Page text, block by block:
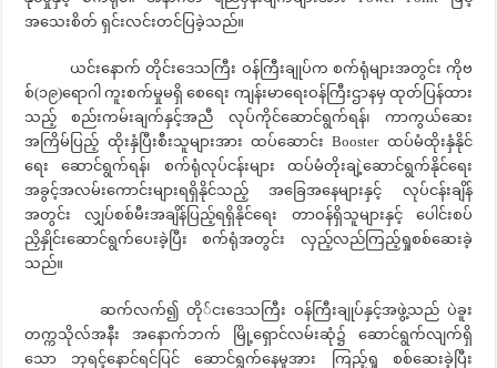
အသေးစိတ် ရှင်းလင်းတင်ပြခဲ့သည်။
ယင်းနောက် တိုင်းဒေသကြီး ဝန်ကြီးချုပ်က စက်ရုံများအတွင်း ကိုဗ
စ်(၁၉)ရောဂါ ကူးစက်မှုမရှိ စေရေး ကျန်းမာရေးဝန်ကြီးဌာနမှ ထုတ်ပြန်ထား
သည့် စည်းကမ်းချက်နှင့်အညီ လုပ်ကိုင်ဆောင်ရွက်ရန်၊ ကာကွယ်ဆေး
အကြိမ်ပြည့် ထိုးနှံပြီးစီးသူများအား ထပ်ဆောင်း Booster ထပ်မံထိုးနှံနိုင်
ရေး ဆောင်ရွက်ရန်၊ စက်ရုံလုပ်ငန်းများ ထပ်မံတိုးချဲ့ဆောင်ရွက်နိုင်ရေး
အခွင့်အလမ်းကောင်းများရရှိနိုင်သည့် အခြေအနေများနှင့် လုပ်ငန်းချိန်
အတွင်း လျှပ်စစ်မီးအချိန်ပြည့်ရရှိနိုင်ရေး တာဝန်ရှိသူများနှင့် ပေါင်းစပ်
ညှိနှိုင်းဆောင်ရွက်ပေးခဲ့ပြီး စက်ရုံအတွင်း လှည့်လည်ကြည့်ရှုစစ်ဆေးခဲ့
သည်။
ဆက်လက်၍ တို်ငးဒေသကြီး ဝန်ကြီးချုပ်နှင့်အဖွဲ့သည် ပဲခူး
တက္ကသိုလ်အနီး အနောက်ဘက် မြို့ရှောင်လမ်းဆုံ၌ ဆောင်ရွက်လျက်ရှိ
သော ဘုရင့်နောင်ရင်ပြင် ဆောင်ရွက်နေမှုအား ကြည့်ရှု စစ်ဆေးခဲ့ပြီး